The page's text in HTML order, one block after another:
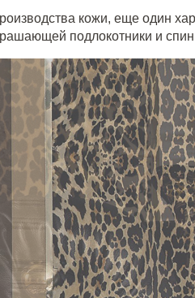
кожи, еще один
подлокотники и